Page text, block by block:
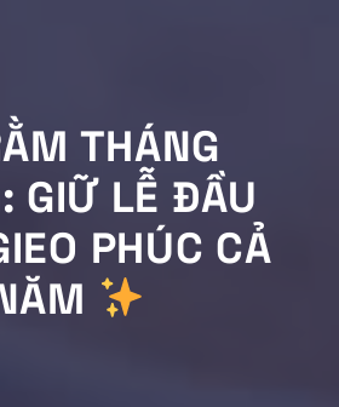
THÁNG
GIỮ LỄ ĐẦU
PHÚC CẢ